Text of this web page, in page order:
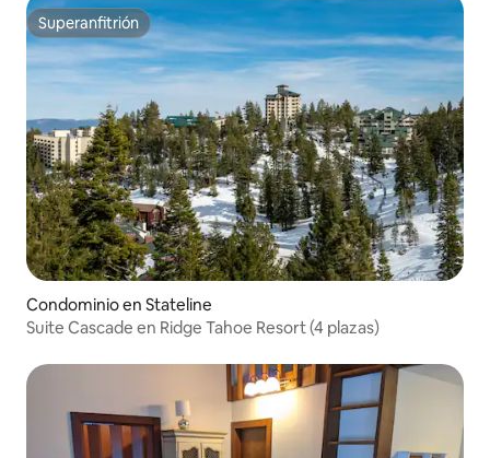
Superanfitrión
Superanfitrión
Condominio en Stateline
Suite Cascade en Ridge Tahoe Resort (4 plazas)